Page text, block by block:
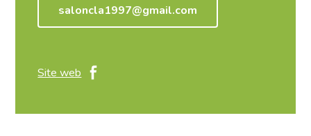
saloncla1997@gmail.com
Site web